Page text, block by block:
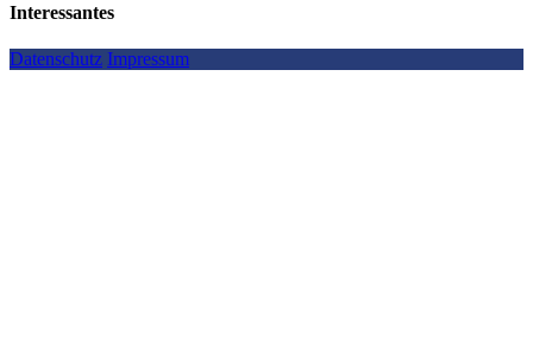
Interessantes
Datenschutz Impressum